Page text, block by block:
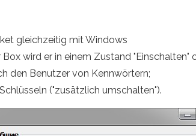
gleichzeitig mit Windows
wird er in einem Zustand "Einschalten"
den Benutzer von Kennwörtern;
("zusätzlich umschalten").